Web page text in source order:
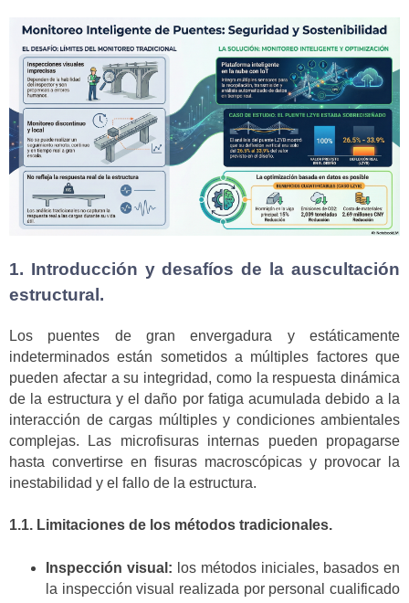
1. Introducción y desafíos de la auscultación
estructural.
Los puentes de gran envergadura y estáticamente
indeterminados están sometidos a múltiples factores que
pueden afectar a su integridad, como la respuesta dinámica
de la estructura y el daño por fatiga acumulada debido a la
interacción de cargas múltiples y condiciones ambientales
complejas. Las microfisuras internas pueden propagarse
hasta convertirse en fisuras macroscópicas y provocar la
inestabilidad y el fallo de la estructura.
1.1. Limitaciones de los métodos tradicionales.
Inspección visual: los métodos iniciales, basados en
la inspección visual realizada por personal cualificado